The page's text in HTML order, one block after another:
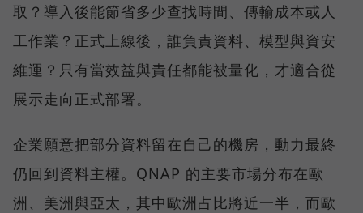
取？導入後能節省多少查找時間、傳輸成本或人
工作業？正式上線後，誰負責資料、模型與資安
維運？只有當效益與責任都能被量化，才適合從
展示走向正式部署。
企業願意把部分資料留在自己的機房，動力最終
仍回到資料主權。QNAP 的主要市場分布在歐
洲、美洲與亞太，其中歐洲占比將近一半，而歐